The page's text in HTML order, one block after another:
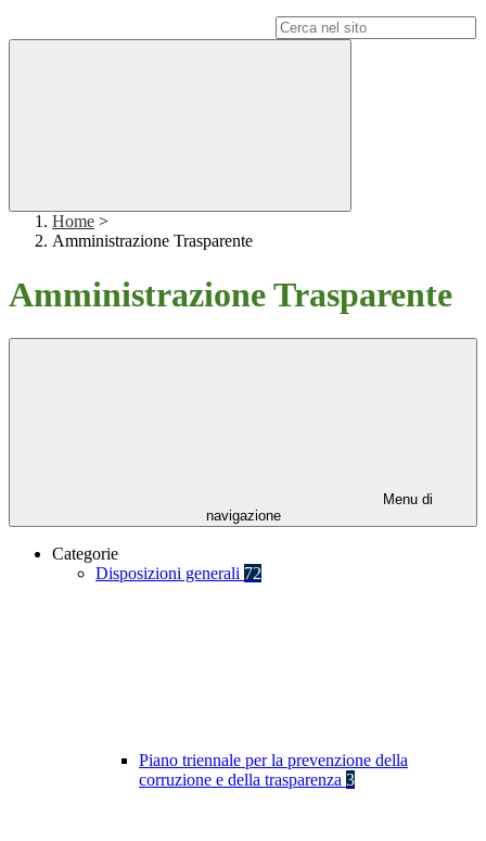
Home >
Amministrazione Trasparente
Amministrazione Trasparente
Menu di
navigazione
Categorie
Disposizioni generali 72
Piano triennale per la prevenzione della
corruzione e della trasparenza 3